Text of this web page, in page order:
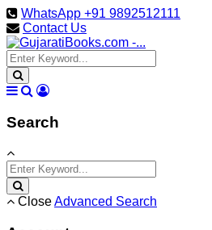
WhatsApp +91 9892512111
Contact Us
Search
CloseAdvanced Search